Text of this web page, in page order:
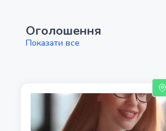
Оголошення
Показати все